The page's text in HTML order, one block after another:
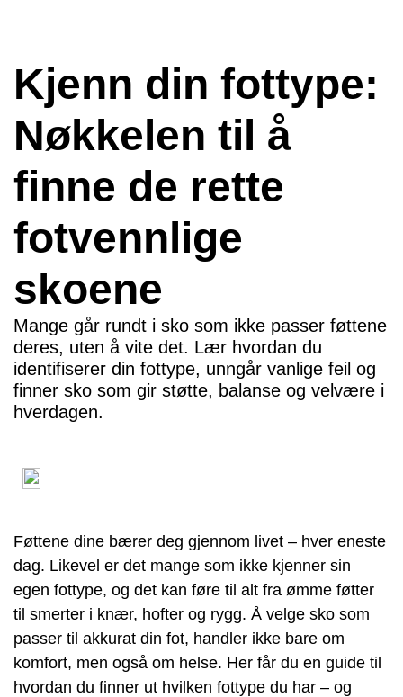
Kjenn din fottype:
Nøkkelen til å
finne de rette
fotvennlige
skoene
Mange går rundt i sko som ikke passer føttene
deres, uten å vite det. Lær hvordan du
identifiserer din fottype, unngår vanlige feil og
finner sko som gir støtte, balanse og velvære i
hverdagen.
Føttene dine bærer deg gjennom livet – hver eneste
dag. Likevel er det mange som ikke kjenner sin
egen fottype, og det kan føre til alt fra ømme føtter
til smerter i knær, hofter og rygg. Å velge sko som
passer til akkurat din fot, handler ikke bare om
komfort, men også om helse. Her får du en guide til
hvordan du finner ut hvilken fottype du har – og